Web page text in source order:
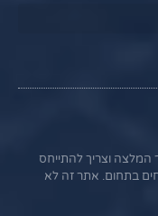
המלצה וצריך להתייחס
בתחום. אתר זה לא